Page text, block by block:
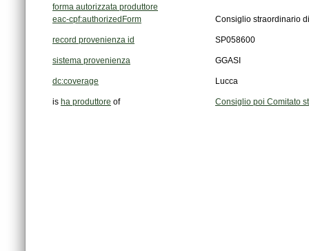
forma autorizzata produttore
eac-cpf:authorizedForm
Consiglio straordinario
record provenienza id SP058600
sistema provenienza GGASI
dc:coverage Lucca
is ha produttore of Consiglio poi Comitato